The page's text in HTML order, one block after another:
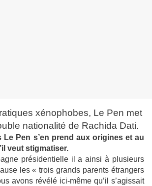
xénophobes, Le Pen met
nationalité de Rachida Dati.
Le Pen s’en prend aux origines et au
veut stigmatiser.
présidentielle il a ainsi à plusieurs
les « trois grands parents étrangers
avons révélé ici-même qu’il s’agissait